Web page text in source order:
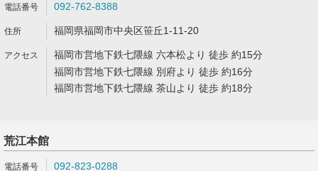
092-762-8388
福岡県福岡市中央区笹丘1-11-20
福岡市営地下鉄七隈線 六本松より 徒歩 約15分
福岡市営地下鉄七隈線 別府より 徒歩 約16分
福岡市営地下鉄七隈線 茶山より 徒歩 約18分
荒江本館
092-823-0288